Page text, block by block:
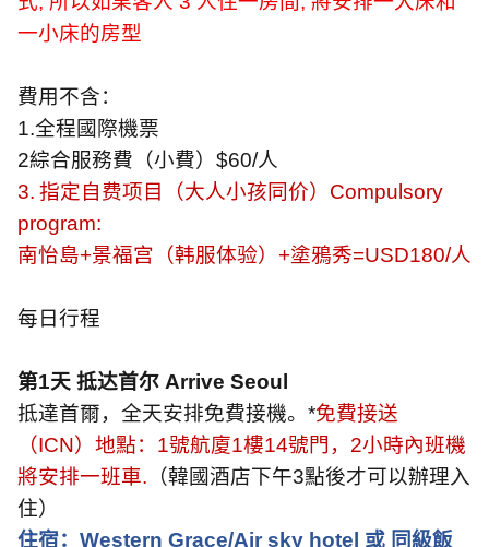
一小床的房型
費用不含：
1.全程國際機票
2綜合服務費（小費） $60/人
3. 指定自费项目（大人小孩同价） Compulsory
program:
南怡島+景福宫（韩服体验） +塗鴉秀=USD180/人
每日行程
第1天 抵达首尔 Arrive Seoul
抵達首爾，全天安排免費接機。 *免費接送
（ICN）地點： 1號航廈1樓14號門， 2小時內班機
將安排一班車. （韓國酒店下午3點後才可以辦理入
住）
住宿： Western Grace/Air sky hotel 或 同級飯